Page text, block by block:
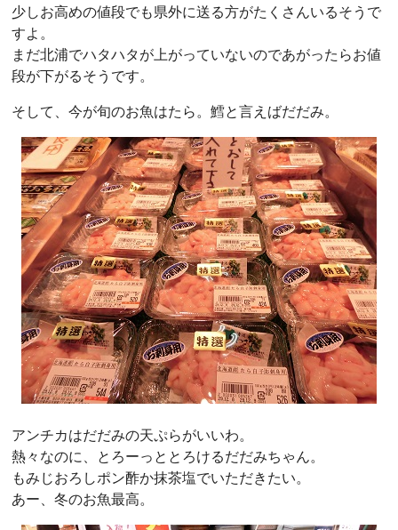
少しお高めの値段でも県外に送る方がたくさんいるそうで
すよ。
まだ北浦でハタハタが上がっていないのであがったらお値
段が下がるそうです。
そして、今が旬のお魚はたら。鱈と言えばだだみ。
アンチカはだだみの天ぷらがいいわ。
熱々なのに、とろーっととろけるだだみちゃん。
もみじおろしポン酢か抹茶塩でいただきたい。
あー、冬のお魚最高。